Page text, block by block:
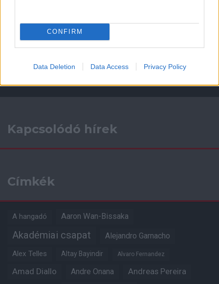
CONFIRM
Data Deletion Data Access Privacy Policy
Kapcsolódó hírek
Címkék
A hangadó Aaron Wan-Bissaka
Akadémiai csapat Alejandro Garnacho
Alex Telles Altay Bayindir Alvaro Fernandez
Amad Diallo Andre Onana Andreas Pereira